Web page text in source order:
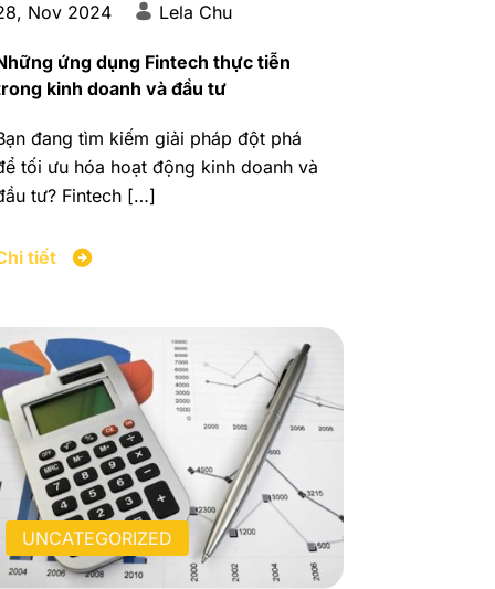
Nov 2024 Lela Chu
ứng dụng Fintech thực tiễn
kinh doanh và đầu tư
đang tìm kiếm giải pháp đột phá
tối ưu hóa hoạt động kinh doanh và
tư? Fintech […]
tiết
UNCATEGORIZED